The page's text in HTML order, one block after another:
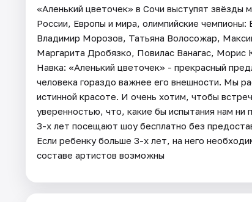
«Аленький цветочек» в Сочи выступят звёзды
России, Европы и мира, олимпийские чемпионы:
Владимир Морозов, Татьяна Волосожар,
Маргарита Дробязко, Повилас Ванагас, Морис
Навка: «Аленький цветочек» - прекрасный
человека гораздо важнее его внешности. Мы
истинной красоте. И очень хотим, чтобы
уверенностью, что, какие бы испытания нам
3-х лет посещают шоу бесплатно без
Если ребенку больше 3-х лет, на него
составе артистов возможны